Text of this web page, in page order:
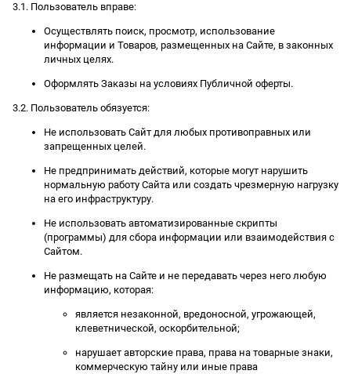
3.1. Пользователь вправе:
Осуществлять поиск, просмотр, использование
информации и Товаров, размещенных на Сайте, в законных
личных целях.
Оформлять Заказы на условиях Публичной оферты.
3.2. Пользователь обязуется:
Не использовать Сайт для любых противоправных или
запрещенных целей.
Не предпринимать действий, которые могут нарушить
нормальную работу Сайта или создать чрезмерную нагрузку
на его инфраструктуру.
Не использовать автоматизированные скрипты
(программы) для сбора информации или взаимодействия с
Сайтом.
Не размещать на Сайте и не передавать через него любую
информацию, которая:
является незаконной, вредоносной, угрожающей,
клеветнической, оскорбительной;
нарушает авторские права, права на товарные знаки,
коммерческую тайну или иные права